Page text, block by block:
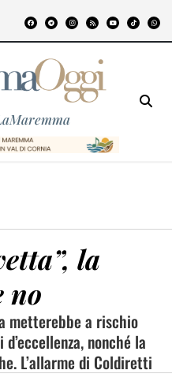
la
no
metterebbe a rischio
nonché la
L’allarme di Coldiretti